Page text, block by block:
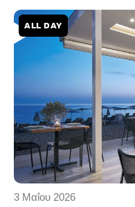
3 Μαΐου 2026
ALL DAY